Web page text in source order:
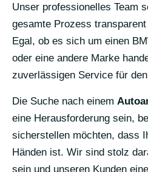
Unser professionelles Team
gesamte Prozess
Egal, ob es sich um einen
oder eine andere Marke
zuverlässigen Service für
Die Suche nach einem
eine Herausforderung sein,
sicherstellen möchten, dass
Händen ist. Wir sind stolz
sein und unseren Kunden